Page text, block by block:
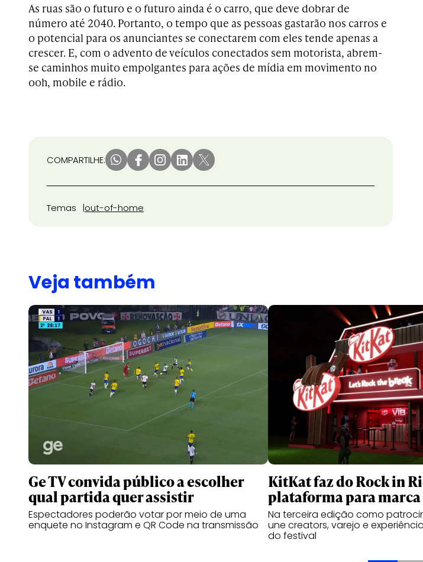
As ruas são o futuro e o futuro ainda é o carro, que deve dobrar de
número até 2040. Portanto, o tempo que as pessoas gastarão nos carros e
o potencial para os anunciantes se conectarem com eles tende apenas a
crescer. E, com o advento de veículos conectados sem motorista, abrem-
se caminhos muito empolgantes para ações de mídia em movimento no
ooh, mobile e rádio.
COMPARTILHE:
Temas out-of-home
Veja também
Ge TV convida público a escolher
qual partida quer assistir
Espectadores poderão votar por meio de uma
enquete no Instagram e QR Code na transmissão
KitKat faz do Rock in
plataforma para marca
Na terceira edição como
une creators, varejo e
do festival